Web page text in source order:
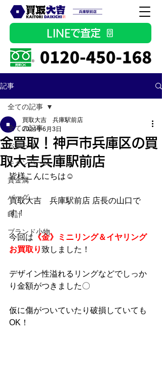
LINEで査定
記事
全ての記事
お知らせ
キャンペーン
貴金属
バッグ
時計
ブランド小物
全ての記事
金買取！神戸市兵庫区の買
取大吉兵庫駅前店
買取大吉 兵庫駅前店
2024年6月3日
皆様こんにちは☺
買取大吉　兵庫駅前店 店長の山口で
す！
今回は 《金》ミニリング＆イヤリング
お買取り致しました！
デザイン性溢れるリングなどでしっか
り金額がつきました〇
仮に傷がついていたり破損していても
OK！